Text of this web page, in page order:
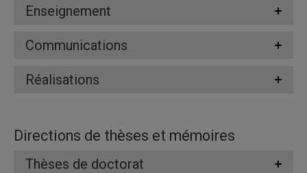
Enseignement
Communications
Réalisations
Directions de thèses et mémoires
Thèses de doctorat